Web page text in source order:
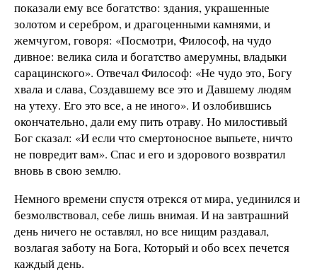
показали ему все богатство: здания, украшенные
золотом и серебром, и драгоценными камнями, и
жемчугом, говоря: «Посмотри, Философ, на чудо
дивное: велика сила и богатство амерумны, владыки
сарацинского». Отвечал Философ: «Не чудо это, Богу
хвала и слава, Создавшему все это и Давшему людям
на утеху. Его это все, а не иного». И озлобившись
окончательно, дали ему пить отраву. Но милостивый
Бог сказал: «И если что смертоносное выпьете, ничто
не повредит вам». Спас и его и здорового возвратил
вновь в свою землю.
Немного времени спустя отрекся от мира, уединился и
безмолвствовал, себе лишь внимая. И на завтрашний
день ничего не оставлял, но все нищим раздавал,
возлагая заботу на Бога, Который и обо всех печется
каждый день.